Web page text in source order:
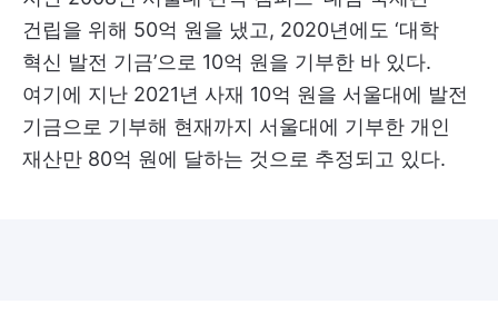
건립을 위해 50억 원을 냈고, 2020년에도 ‘대학
혁신 발전 기금’으로 10억 원을 기부한 바 있다.
여기에 지난 2021년 사재 10억 원을 서울대에 발전
기금으로 기부해 현재까지 서울대에 기부한 개인
재산만 80억 원에 달하는 것으로 추정되고 있다.